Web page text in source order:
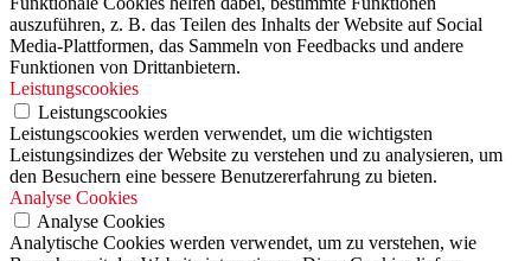
auszuführen, z. B. das Teilen des Inhalts der Website auf Social
Media-Plattformen, das Sammeln von Feedbacks und andere
Funktionen von Drittanbietern.
Leistungscookies
Leistungscookies
Leistungscookies werden verwendet, um die wichtigsten
Leistungsindizes der Website zu verstehen und zu analysieren, um
den Besuchern eine bessere Benutzererfahrung zu bieten.
Analyse Cookies
Analyse Cookies
Analytische Cookies werden verwendet, um zu verstehen, wie